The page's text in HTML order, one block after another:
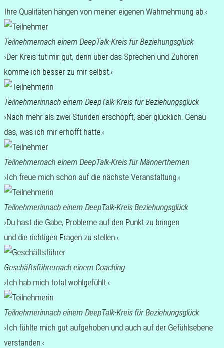
Ihre Qua­li­tä­ten hängen von meiner eige­nen Wahr­neh­mung ab.‹
Teil­neh­mernach einem DeepTalk-Kreis für Beziehungsglück
›Der Kreis tut mir gut, denn über das Spre­chen und Zuhö­ren
komme ich besser zu mir selbst.‹
Teil­neh­me­rinnach einem DeepTalk-Kreis für Beziehungsglück
›Nach mehr als zwei Stun­den erschöpft, aber glück­lich. Genau
das, was ich mir erhofft hatte.‹
Teil­neh­mernach einem DeepTalk-Kreis für Männerthemen
›Ich freue mich schon auf die nächs­te Veranstaltung.‹
Teil­neh­me­rinnach einem DeepTalk-Kreis Beziehungsglück
›Du hast die Gabe, Pro­ble­me auf den Punkt zu brin­gen
und die rich­ti­gen Fragen zu stellen.‹
Geschäfts­füh­rernach einem Coaching
›Ich hab mich total wohlgefühlt.‹
Teil­neh­me­rinnach einem DeepTalk-Kreis für Beziehungsglück
›Ich fühlte mich gut auf­ge­ho­ben und auch auf der Gefühls­ebe­ne
verstanden.‹